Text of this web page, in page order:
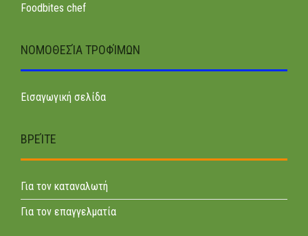
Foodbites chef
ΝΟΜΟΘΕΣΊΑ ΤΡΟΦΊΜΩΝ
Εισαγωγική σελίδα
ΒΡΕΊΤΕ
Για τον καταναλωτή
Για τον επαγγελματία